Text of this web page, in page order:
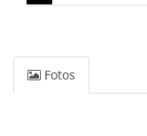
Fotos